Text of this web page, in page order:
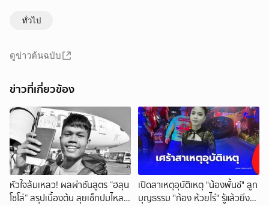
ทั่วไป
ดูข่าวต้นฉบับ
ข่าวที่เกี่ยวข้อง
หัวใจล้มเหลว! ผลผ่าชันสูตร “ฮลุน
โซโล่” สรุปเบื้องต้น ลุยเช็กปมไหล
เปิดสาเหตุอุบัติเหตุ "น้องพั้นช์" ลูก
บุญธรรม "ก้อง ห้วยไร่" รู้แล้วยิ่ง